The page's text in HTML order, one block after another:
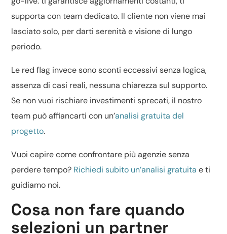
supporta con team dedicato. Il cliente non viene mai
lasciato solo, per darti serenità e visione di lungo
periodo.
Le red flag invece sono sconti eccessivi senza logica,
assenza di casi reali, nessuna chiarezza sul supporto.
Se non vuoi rischiare investimenti sprecati, il nostro
team può affiancarti con un’analisi gratuita del
progetto.
Vuoi capire come confrontare più agenzie senza
perdere tempo? Richiedi subito un’analisi gratuita e ti
guidiamo noi.
Cosa non fare quando
selezioni un partner